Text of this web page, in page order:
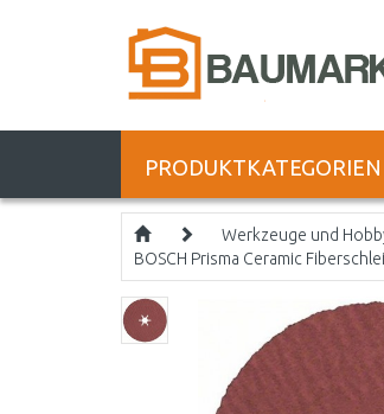
PRODUKTKATEGORIEN
Werkzeuge und
BOSCH Prisma Ceramic